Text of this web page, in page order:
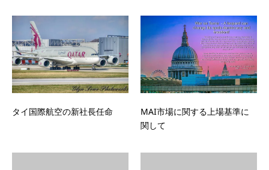
タイ国際航空の新社長任命
MAI市場に関する上場基準に
関して